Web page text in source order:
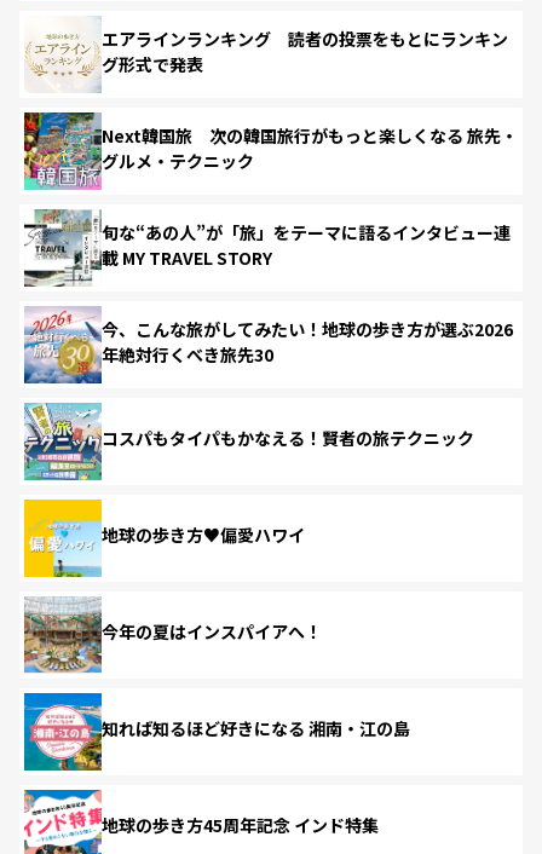
エアラインランキング 読者の投票をもとにランキン
グ形式で発表
Next韓国旅 次の韓国旅行がもっと楽しくなる 旅先・
グルメ・テクニック
旬な“あの人”が「旅」をテーマに語るインタビュー連
載 MY TRAVEL STORY
今、こんな旅がしてみたい！地球の歩き方が選ぶ2026
年絶対行くべき旅先30
コスパもタイパもかなえる！賢者の旅テクニック
地球の歩き方♥偏愛ハワイ
今年の夏はインスパイアへ！
知れば知るほど好きになる 湘南・江の島
地球の歩き方45周年記念 インド特集